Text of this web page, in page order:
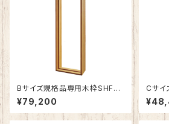
Bサイズ規格品専用木枠SHF-Z
B1
¥79,200
Cサイ
C1